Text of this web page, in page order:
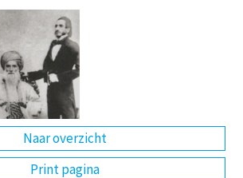
Naar overzicht
Print pagina
DE EN